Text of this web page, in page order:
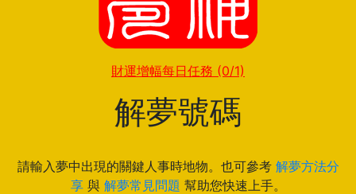
財運增幅每日任務 (0/1)
解夢號碼
請輸入夢中出現的關鍵人事時地物。也可參考 解夢方法分
享與 解夢常見問題 幫助您快速上手。